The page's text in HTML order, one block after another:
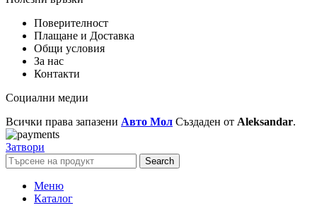
Поверителност
Плащане и Доставка
Общи условия
За нас
Контакти
Социални медии
Всички права запазени Авто Мол Създаден от Aleksandar.
Затвори
Search
Меню
Каталог